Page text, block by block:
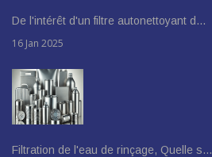
De l'intérêt d'un filtre autonettoyant d…
16 Jan 2025
Filtration de l'eau de rinçage, Quelle s…